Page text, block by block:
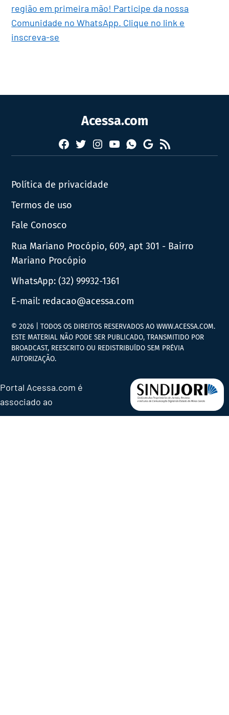
região em primeira mão! Participe da nossa
Comunidade no WhatsApp. Clique no link e
inscreva-se
Acessa.com
Facebook
TwitterInstagram
YouTubeWhatsapp
Google
News
RSS
Política de privacidade
Termos de uso
Fale Conosco
Rua Mariano Procópio, 609, apt 301 - Bairro
Mariano Procópio
WhatsApp:(32) 99932-1361
E-mail: redacao@acessa.com
© 2026 | TODOS OS DIREITOS RESERVADOS AO WWW.ACESSA.COM.
ESTE MATERIAL NÃO PODE SER PUBLICADO, TRANSMITIDO POR
BROADCAST, REESCRITO OU REDISTRIBUÍDO SEM PRÉVIA
AUTORIZAÇÃO.
Portal Acessa.com é
associado ao